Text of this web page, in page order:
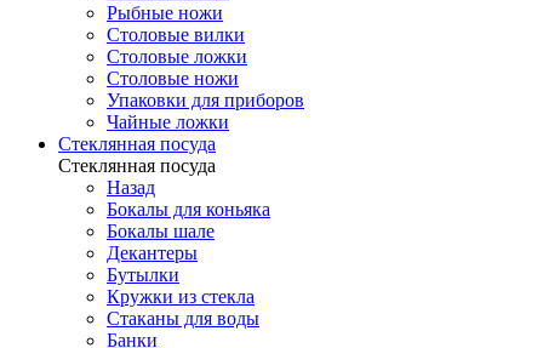
Рыбные ножи
Столовые вилки
Столовые ложки
Столовые ножи
Упаковки для приборов
Чайные ложки
Стеклянная посуда
Стеклянная посуда
Назад
Бокалы для коньяка
Бокалы шале
Декантеры
Бутылки
Кружки из стекла
Стаканы для воды
Банки